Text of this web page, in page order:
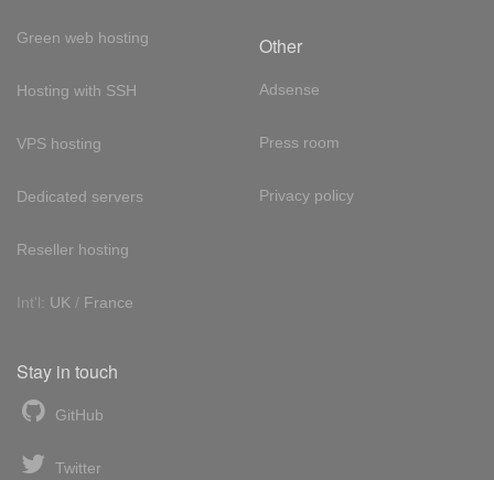
Green web hosting
Hosting with SSH
VPS hosting
Dedicated servers
Reseller hosting
Int'l: UK / France
Other
Adsense
Press room
Privacy policy
Stay in touch
GitHub
Twitter